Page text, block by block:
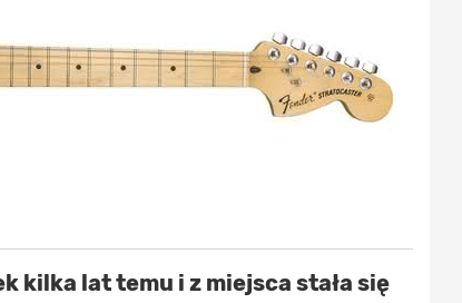
kilka lat temu i z miejsca stała się